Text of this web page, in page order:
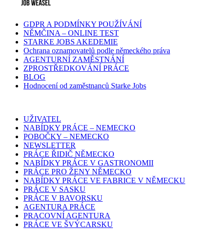
GDPR A PODMÍNKY POUŽÍVÁNÍ
NĚMČINA – ONLINE TEST
STARKE JOBS AKEDEMIE
Ochrana oznamovatelů podle německého práva
AGENTURNÍ ZAMĚSTNÁNÍ
ZPROSTŘEDKOVÁNÍ PRÁCE
BLOG
Hodnocení od zaměstnanců Starke Jobs
UŽIVATEL
NABÍDKY PRÁCE – NEMECKO
POBOČKY – NEMECKO
NEWSLETTER
PRÁCE ŘIDIČ NĚMECKO
NABÍDKY PRÁCE V GASTRONOMII
PRÁCE PRO ŽENY NĚMECKO
NABÍDKY PRÁCE VE FABRICE V NĚMECKU
PRÁCE V SASKU
PRÁCE V BAVORSKU
AGENTURA PRÁCE
PRACOVNÍ AGENTURA
PRÁCE VE ŠVÝCARSKU